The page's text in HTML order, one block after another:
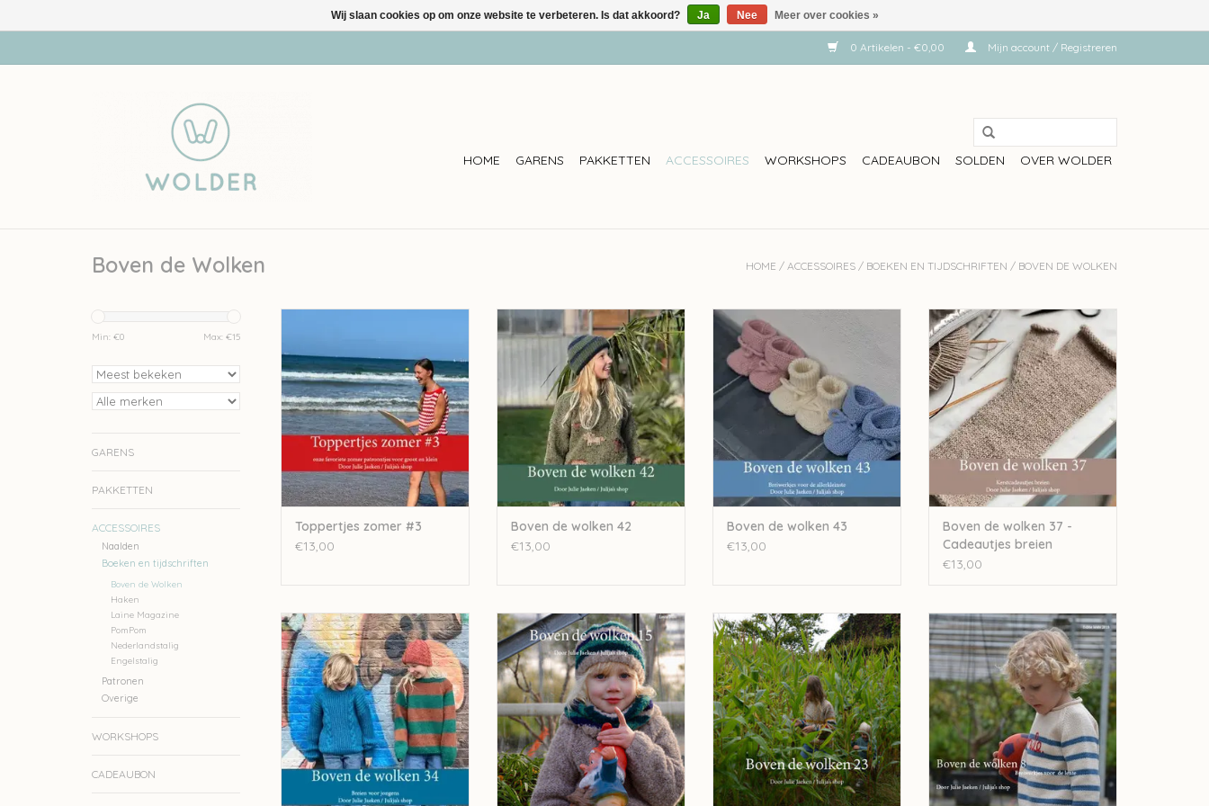
0 Artikelen - €0,00 Mijn account / Registreren
HOME GARENS PAKKETTEN ACCESSOIRES WORKSHOPS CADEAUBON SOLDEN OVER WOLDER
Boven de Wolken HOME / ACCESSOIRES / BOEKEN EN TIJDSCHRIFTEN / BOVEN DE WOLKEN
Min: €0 Max: €15
GARENS
PAKKETTEN
ACCESSOIRES
Naalden
Boeken en tijdschriften
Boven de Wolken
Haken
Laine Magazine
PomPom
Nederlandstalig
Engelstalig
Patronen
Overige
WORKSHOPS
CADEAUBON
Toppertjes zomer #3
€13,00
Julija Boven de wolken 42
TOEVOEGEN AAN WINKELWAGEN
Boven de wolken 42
€13,00
Julija Boven de wolken 43
TOEVOEGEN AAN WINKELWAGEN
Boven de wolken 43
€13,00
Julija Boven de wolken 37 -
Cadeautjes breien
TOEVOEGEN AAN WINKELWAGEN
Boven de wolken 37 -
Cadeautjes breien
€13,00
Julija Boven de wolken 34 - Breien
voor stoere kinderen en tieners
TOEVOEGEN AAN WINKELWAGEN
Julija Boven de wolken 15 UC
TOEVOEGEN AAN WINKELWAGEN
Julija Boven de wolken 23
TOEVOEGEN AAN WINKELWAGEN
Julija Boven de wolken 8 - Lente
2018
TOEVOEGEN AAN WINKELWAGEN
Wij slaan cookies op om onze website te verbeteren. Is dat akkoord? Ja Nee Meer over cookies »